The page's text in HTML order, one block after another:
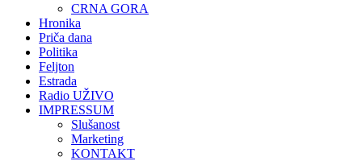
CRNA GORA
Hronika
Priča dana
Politika
Feljton
Estrada
Radio UŽIVO
IMPRESSUM
Slušanost
Marketing
KONTAKT